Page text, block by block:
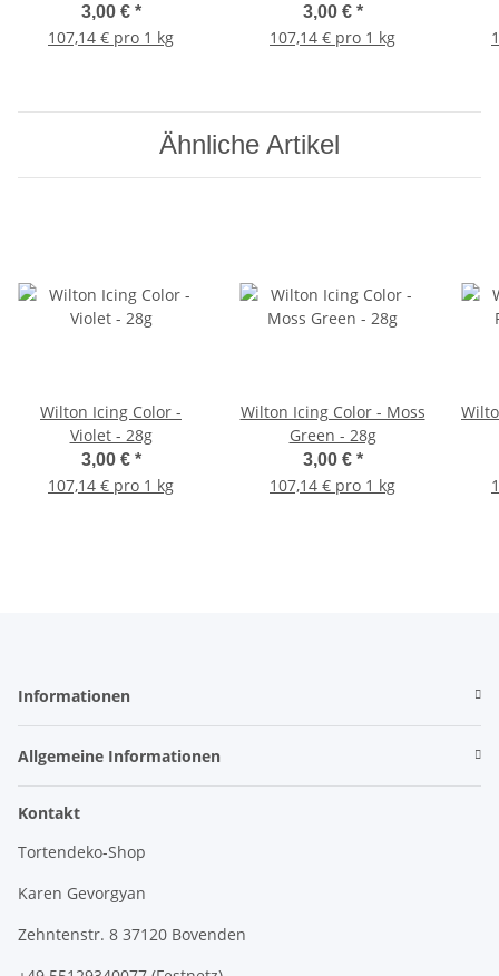
3,00 € *
107,14 € pro 1 kg
3,00 € *
107,14 € pro 1 kg
Ähnliche Artikel
Wilton Icing Color -
Violet - 28g
3,00 € *
107,14 € pro 1 kg
Wilton Icing Color - Moss
Green - 28g
3,00 € *
107,14 € pro 1 kg
Informationen
Allgemeine Informationen
Kontakt
Tortendeko-Shop
Karen Gevorgyan
Zehntenstr. 8 37120 Bovenden